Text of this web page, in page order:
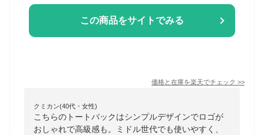
この商品をサイトでみる
価格と在庫を楽天でチェック >>
クミカン(40代・女性)
こちらのトートバックはシンプルデザインでロゴが
おしゃれで高級感も。ミドル世代でも使いやすく、